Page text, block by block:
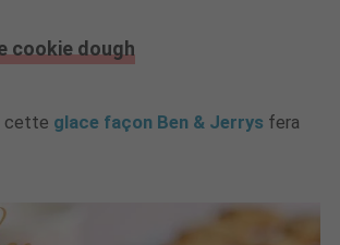
cookie dough
cette glace façon Ben & Jerrys fera